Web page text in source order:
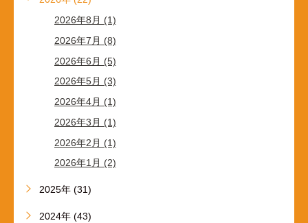
2026年8月 (1)
2026年7月 (8)
2026年6月 (5)
2026年5月 (3)
2026年4月 (1)
2026年3月 (1)
2026年2月 (1)
2026年1月 (2)
2025年 (31)
2024年 (43)